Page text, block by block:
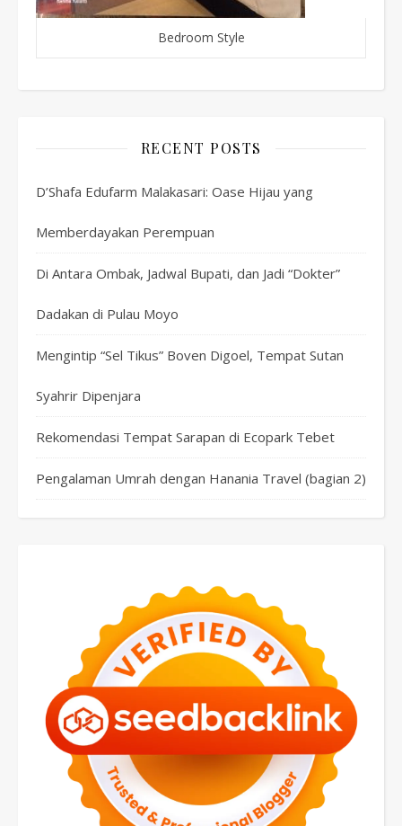
Bedroom Style
RECENT POSTS
D’Shafa Edufarm Malakasari: Oase Hijau yang
Memberdayakan Perempuan
Di Antara Ombak, Jadwal Bupati, dan Jadi “Dokter”
Dadakan di Pulau Moyo
Mengintip “Sel Tikus” Boven Digoel, Tempat Sutan
Syahrir Dipenjara
Rekomendasi Tempat Sarapan di Ecopark Tebet
Pengalaman Umrah dengan Hanania Travel (bagian 2)